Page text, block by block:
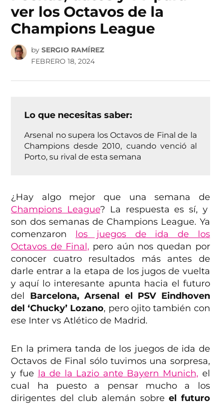
ver los Octavos de la
Champions League
by SERGIO RAMÍREZ
FEBRERO 18, 2024
Lo que necesitas saber:
Arsenal no supera los Octavos de Final de la
Champions desde 2010, cuando venció al
Porto, su rival de esta semana
¿Hay algo mejor que una semana de
Champions League? La respuesta es sí, y
son dos semanas de Champions League. Ya
comenzaron los juegos de ida de los
Octavos de Final, pero aún nos quedan por
conocer cuatro resultados más antes de
darle entrar a la etapa de los jugos de vuelta
y aquí lo interesante apunta hacia el futuro
del
Barcelona, Arsenal el PSV Eindhoven
del ‘Chucky’ Lozano, pero ojito también con
ese Inter vs Atlético de Madrid.
En la primera tanda de los juegos de ida de
Octavos de Final sólo tuvimos una sorpresa,
y fue la de la Lazio ante Bayern Munich, el
cual ha puesto a pensar mucho a los
dirigentes del club alemán sobre el futuro